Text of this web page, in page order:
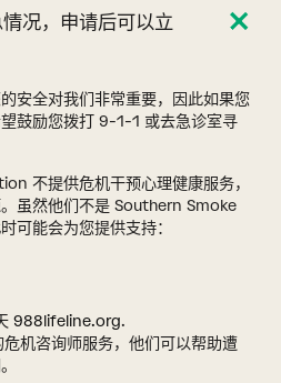
况，申请后可以立
安全对我们非常重要，因此如果您
鼓励您拨打 9-1-1 或去急诊室寻
不提供危机干预心理健康服务，
虽然他们不是 Southern Smoke
可能会为您提供支持：
988lifeline.org.
机咨询师服务，他们可以帮助遭